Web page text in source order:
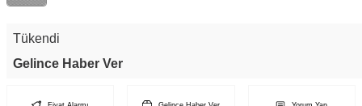
Tükendi
Gelince Haber Ver